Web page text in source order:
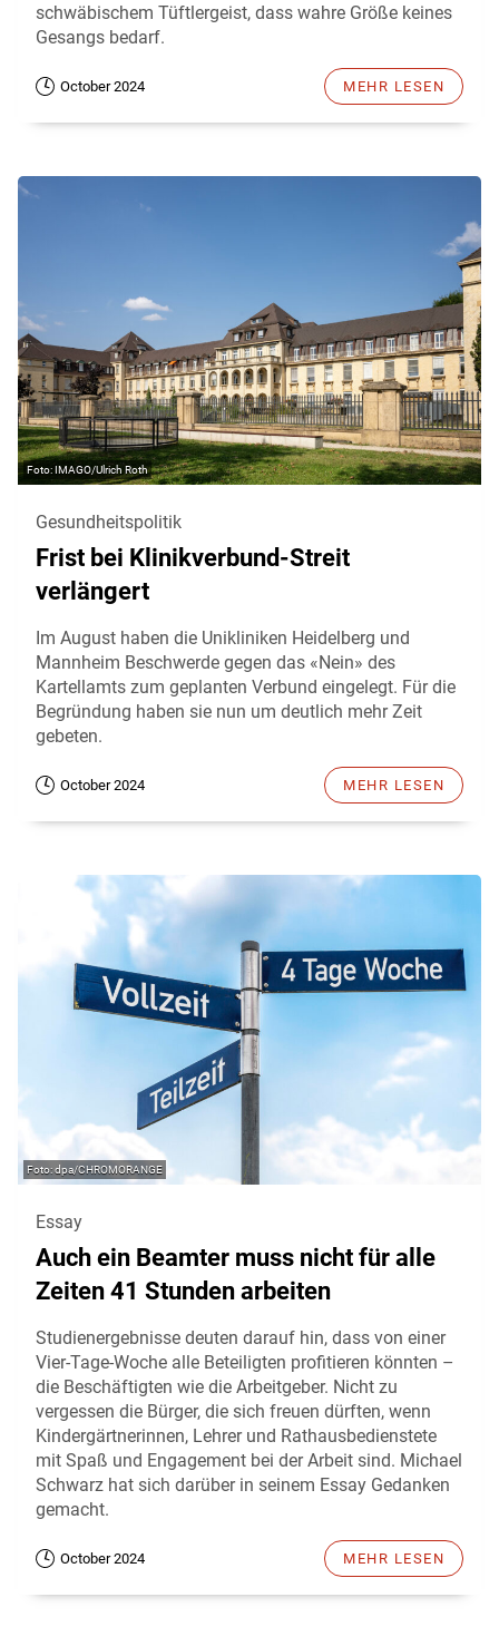
schwäbischem Tüftlergeist, dass wahre Größe keines
Gesangs bedarf.
October 2024 MEHR LESEN
IMAGO/Ulrich Roth
Gesundheitspolitik
Frist bei Klinikverbund-Streit
verlängert
Im August haben die Unikliniken Heidelberg und
Mannheim Beschwerde gegen das «Nein» des
Kartellamts zum geplanten Verbund eingelegt. Für die
Begründung haben sie nun um deutlich mehr Zeit
gebeten.
October 2024 MEHR LESEN
dpa/CHROMORANGE
Essay
Auch ein Beamter muss nicht für alle
Zeiten 41 Stunden arbeiten
Studienergebnisse deuten darauf hin, dass von einer
Vier-Tage-Woche alle Beteiligten profitieren könnten –
die Beschäftigten wie die Arbeitgeber. Nicht zu
vergessen die Bürger, die sich freuen dürften, wenn
Kindergärtnerinnen, Lehrer und Rathausbedienstete
mit Spaß und Engagement bei der Arbeit sind. Michael
Schwarz hat sich darüber in seinem Essay Gedanken
gemacht.
October 2024 MEHR LESEN